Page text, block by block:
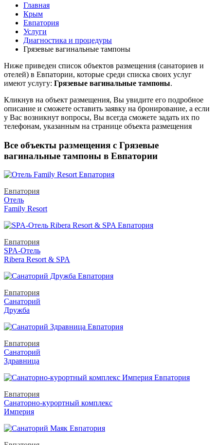
Главная
Крым
Евпатория
Услуги
Диагностика и процедуры
Грязевые вагинальные тампоны
Ниже приведен список объектов размещения (санаториев и
отелей) в Евпатории, которые среди списка своих услуг
имеют услугу: Грязевые вагинальные тампоны.
Кликнув на объект размещения, Вы увидите его подробное
описание и сможете оставить заявку на бронирование, а если
у Вас возникнут вопросы, Вы всегда сможете задать их по
телефонам, указанным на странице объекта размещения
Все объекты размещения с Грязевые
вагинальные тампоны в Евпатории
Евпатория
Отель
Family Resort
Евпатория
SPA-Отель
Ribera Resort & SPA
Евпатория
Санаторий
Дружба
Евпатория
Санаторий
Здравница
Евпатория
Санаторно-курортный комплекс
Империя